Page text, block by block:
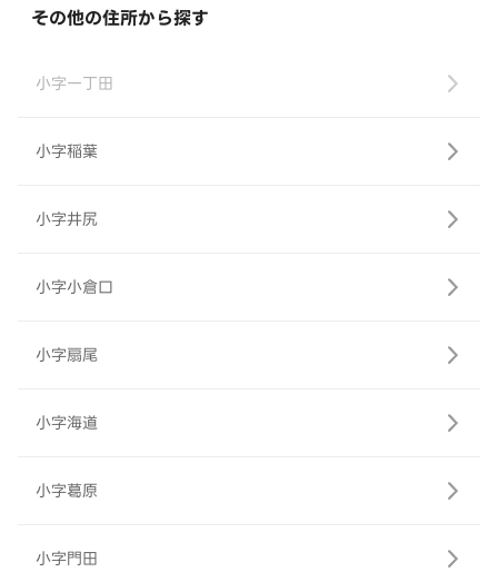
その他の住所から探す
小字一丁田
小字稲葉
小字井尻
小字小倉口
小字扇尾
小字海道
小字葛原
小字門田